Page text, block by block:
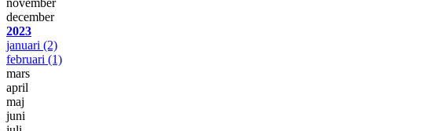
november
december
2023
januari (2)
februari (1)
mars
april
maj
juni